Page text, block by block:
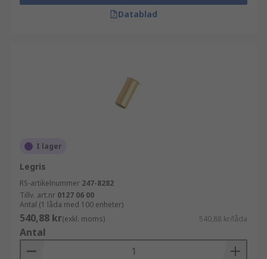
Datablad
I lager
Legris
RS-artikelnummer 247-8282
Tillv. art.nr 0127 06 00
Antal (1 låda med 100 enheter)
540,88 kr(exkl. moms) 540,88 kr/låda
Antal